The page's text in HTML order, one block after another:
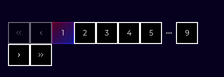
1 2 3 4 5 9